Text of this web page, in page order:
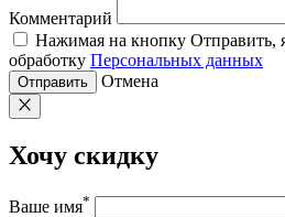
Комментарий
Нажимая на кнопку Отправить,
обработку Персональных данных
Отправить Отмена
Хочу скидку
Ваше имя*